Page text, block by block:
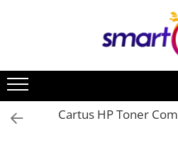
Cartus HP Toner